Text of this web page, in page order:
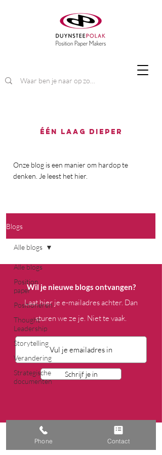
één laag dieper
Onze blog is een manier om hardop te
denken. Je leest het hier.
Blogs
Alle blogs
Position
paper
Positioneren
Thought
Leadership
Storytelling
Verandering
Strategische
documenten
Alle blogs
Wil je nieuwe blogs ontvangen?
Laat hier je e-mailadres achter. Dan
sturen we ze je. Niet te vaak.
Schrijf je in
Phone Contact